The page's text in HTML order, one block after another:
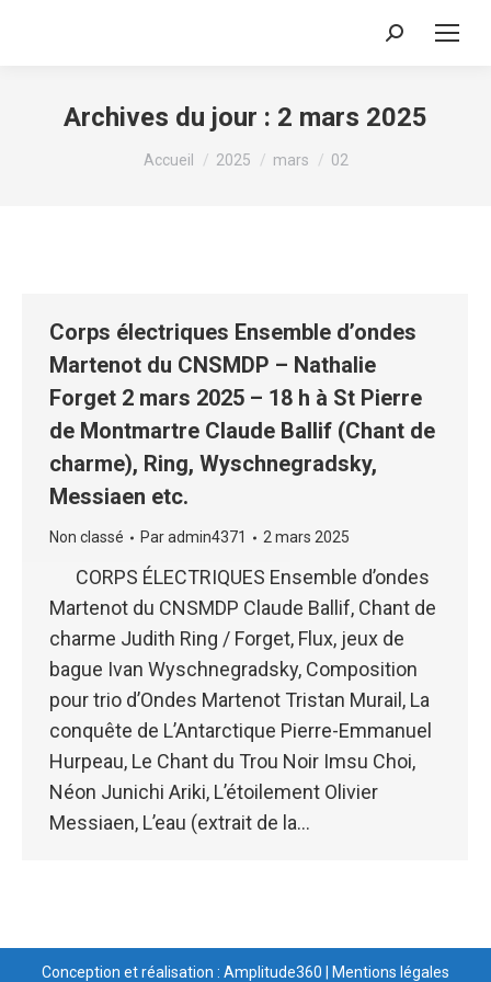
Recherche
Archives du jour : 2 mars 2025
Vous êtes ici :
Accueil 2025 mars 02
Corps électriques Ensemble d’ondes
Martenot du CNSMDP – Nathalie
Forget 2 mars 2025 – 18 h à St Pierre
de Montmartre Claude Ballif (Chant de
charme), Ring, Wyschnegradsky,
Messiaen etc.
Non classé Paradmin4371 2 mars 2025
CORPS ÉLECTRIQUES Ensemble d’ondes
Martenot du CNSMDP Claude Ballif, Chant de
charme Judith Ring / Forget, Flux, jeux de
bague Ivan Wyschnegradsky, Composition
pour trio d’Ondes Martenot Tristan Murail, La
conquête de L’Antarctique Pierre-Emmanuel
Hurpeau, Le Chant du Trou Noir Imsu Choi,
Néon Junichi Ariki, L’étoilement Olivier
Messiaen, L’eau (extrait de la…
Conception et réalisation : Amplitude360 Mentions légales